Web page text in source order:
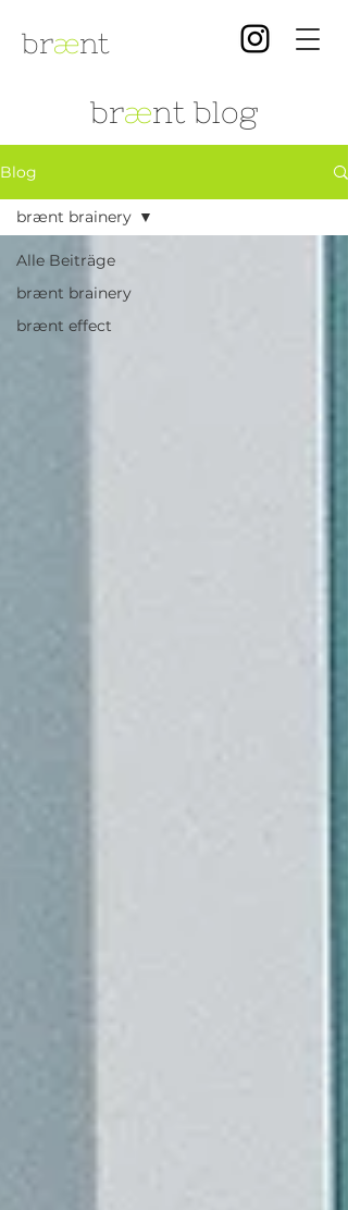
brænt
Blog
Alle Beiträge
brænt brainery
brænt effect
brænt brainery
brænt blog